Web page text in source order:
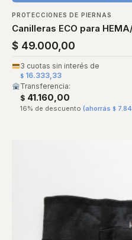
PROTECCIONES DE PIERNAS
Canilleras ECO para
$ 49.000,00
3 cuotas sin interés de
$16.333,33
Transferencia:
$41.160,00
16% de descuento (ahorrás $